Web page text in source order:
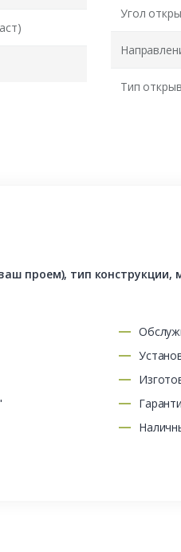
Угол
Тип
проем), тип конструкции,